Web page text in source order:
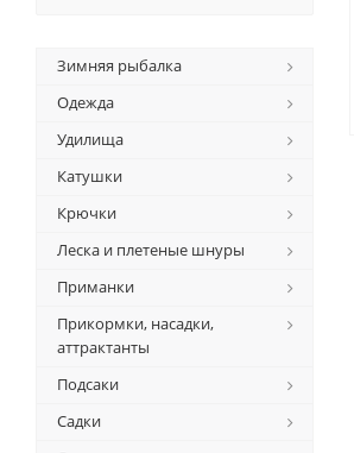
Зимняя рыбалка
Одежда
Удилища
Катушки
Крючки
Леска и плетеные шнуры
Приманки
Прикормки, насадки,
аттрактанты
Подсаки
Садки